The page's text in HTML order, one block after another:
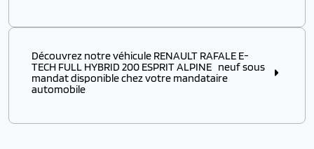
Choisir ce modèleen stockouen arrivagechez un
✔️ D’obtenir unmodèle disponible immédiatement
sans attendre plusieurs mois de délai usine
distributeurs européens
Découvrez notre véhicule RENAULT RAFALE E-
TECH FULL HYBRID 200 ESPRIT ALPINE neuf sous
mandat disponible chez votre mandataire
automobile
Découvrez notre véhicule RENAULT RAFALE E-TECH